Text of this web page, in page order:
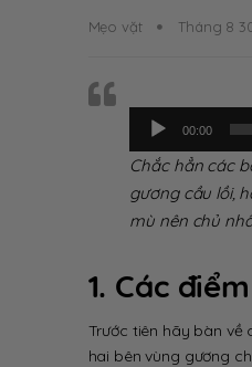
Mẹo vặt Tháng 8
phát
âm
thanh
00:00
Chắc hẳn các
gương cầu lồi,
mù nên chủ
1. Các
Trước tiên hãy bàn về
hai bên vùng gương